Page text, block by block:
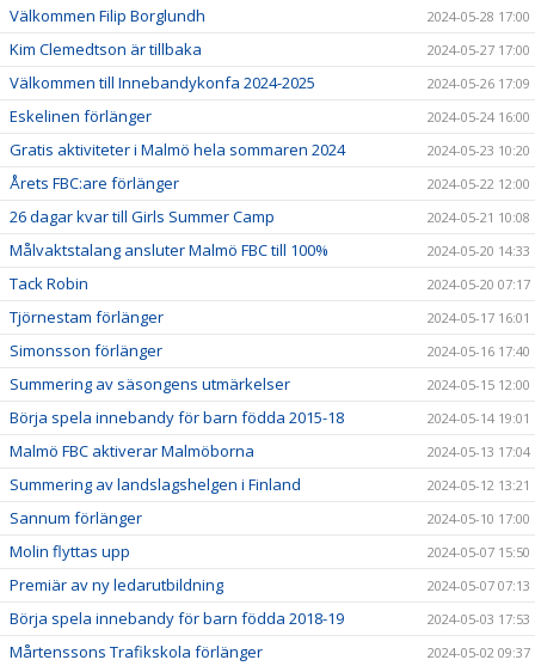
Välkommen Filip Borglundh 2024-05-28 17:00
Kim Clemedtson är tillbaka 2024-05-27 17:00
Välkommen till Innebandykonfa 2024-2025 2024-05-26 17:09
Eskelinen förlänger 2024-05-24 16:00
Gratis aktiviteter i Malmö hela sommaren 2024 2024-05-23 10:20
Årets FBC:are förlänger 2024-05-22 12:00
26 dagar kvar till Girls Summer Camp 2024-05-21 10:08
Målvaktstalang ansluter Malmö FBC till 100% 2024-05-20 14:33
Tack Robin 2024-05-20 07:17
Tjörnestam förlänger 2024-05-17 16:01
Simonsson förlänger 2024-05-16 17:40
Summering av säsongens utmärkelser 2024-05-15 12:00
Börja spela innebandy för barn födda 2015-18 2024-05-14 19:01
Malmö FBC aktiverar Malmöborna 2024-05-13 17:04
Summering av landslagshelgen i Finland 2024-05-12 13:21
Sannum förlänger 2024-05-10 17:00
Molin flyttas upp 2024-05-07 15:50
Premiär av ny ledarutbildning 2024-05-07 07:13
Börja spela innebandy för barn födda 2018-19 2024-05-03 17:53
Mårtenssons Trafikskola förlänger 2024-05-02 09:37